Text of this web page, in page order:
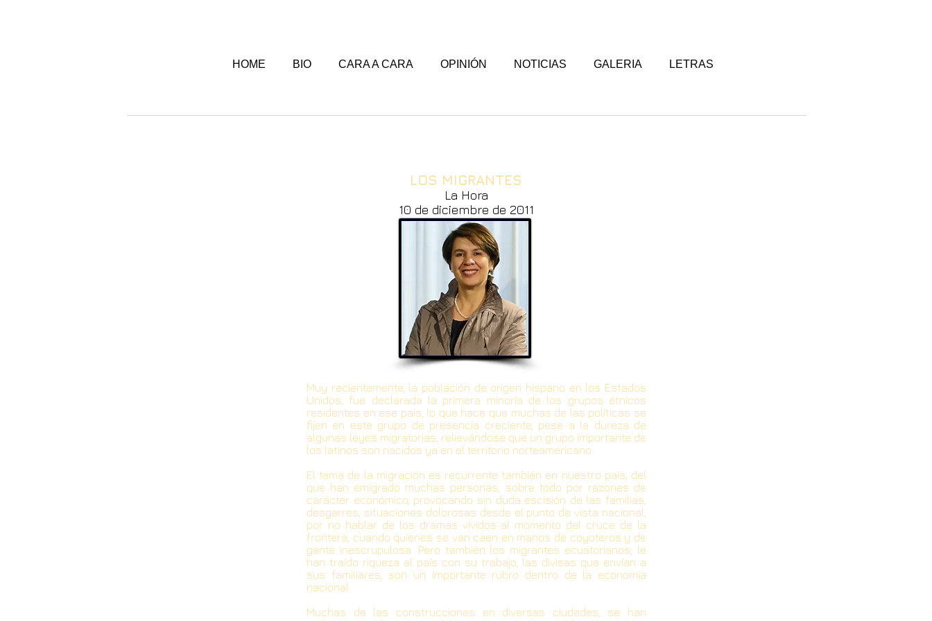
HOME BIO CARA A CARA OPINIÓN NOTICIAS GALERIA LETRAS
Muy recientemente, la población de origen hispano en los Estados
Unidos, fue declarada la primera minoría de los grupos étnicos
residentes en ese país, lo que hace que muchas de las políticas se
fijen en este grupo de presencia creciente, pese a la dureza de
algunas leyes migratorias, relievándose que un grupo importante de
los latinos son nacidos ya en el territorio norteamericano.
El tema de la migración es recurrente también en nuestro país, del
que han emigrado muchas personas, sobre todo por razones de
carácter económico, provocando sin duda escisión de las familias,
desgarres, situaciones dolorosas desde el punto de vista nacional;
por no hablar de los dramas vividos al momento del cruce de la
frontera, cuando quienes se van caen en manos de coyoteros y de
gente inescrupulosa. Pero también los migrantes ecuatorianos, le
han traído riqueza al país con su trabajo, las divisas que envían a
sus familiares, son un importante rubro dentro de la economía
nacional.
Muchas de las construcciones en diversas ciudades, se han
LOS MIGRANTES
La Hora
10 de diciembre de 2011